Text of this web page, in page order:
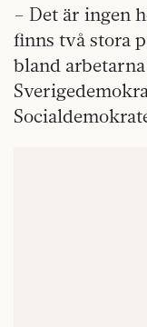
– Det är ingen
finns två stora
bland